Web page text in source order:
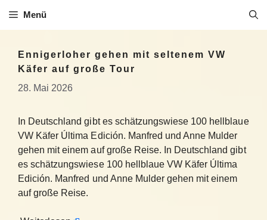
Inhalt
Menü
Ennigerloher gehen mit seltenem VW
Käfer auf große Tour
28. Mai 2026
In Deutschland gibt es schätzungswiese 100 hellblaue
VW Käfer Última Edición. Manfred und Anne Mulder
gehen mit einem auf große Reise. In Deutschland gibt
es schätzungswiese 100 hellblaue VW Käfer Última
Edición. Manfred und Anne Mulder gehen mit einem
auf große Reise.